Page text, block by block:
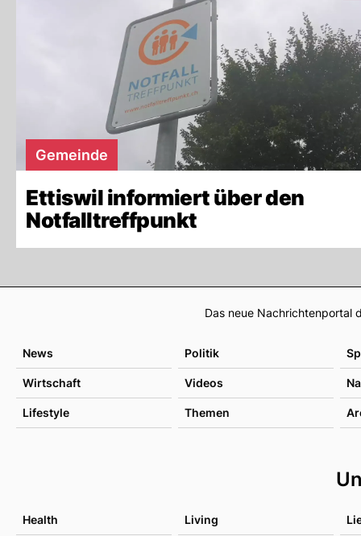
Gemeinde
Ettiswil informiert über den
Notfalltreffpunkt
Das neue Nachrichtenportal
News Politik
Wirtschaft Videos
Lifestyle Themen
Health Living